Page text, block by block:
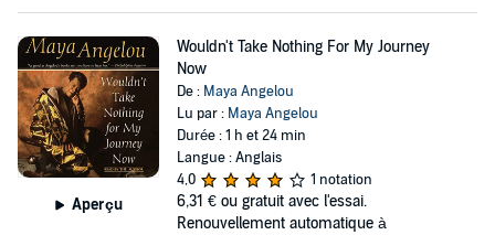
Aperçu
Wouldn't Take Nothing For My Journey
Now
De : Maya Angelou
Lu par : Maya Angelou
Durée : 1 h et 24 min
Langue : Anglais
4,0
1 notation
6,31 € ou gratuit avec l'essai.
Renouvellement automatique à